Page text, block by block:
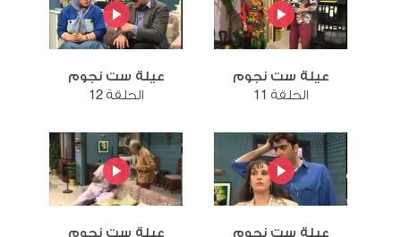
عيلة ست نجوم
الحلقة 11
عيلة ست نجوم
الحلقة 12
عيلة ست نجوم عيلة ست نجوم